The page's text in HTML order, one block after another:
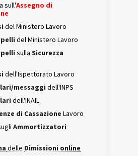
sull'Assegno di
del Ministero Lavoro
del Ministero Lavoro
sulla Sicurezza
dell'Ispettorato Lavoro
messaggi dell'INPS
dell'INAIL
di Cassazione Lavoro
Ammortizzatori
delle Dimissioni online